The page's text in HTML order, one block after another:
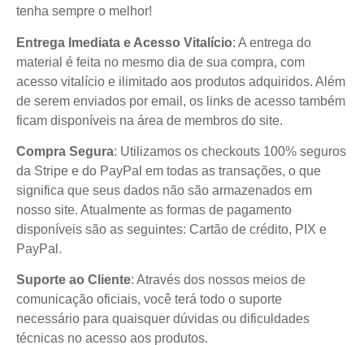
tenha sempre o melhor!
Entrega Imediata e Acesso Vitalício: A entrega do
material é feita no mesmo dia de sua compra, com
acesso vitalício e ilimitado aos produtos adquiridos. Além
de serem enviados por email, os links de acesso também
ficam disponíveis na área de membros do site.
Compra Segura: Utilizamos os checkouts 100% seguros
da Stripe e do PayPal em todas as transações, o que
significa que seus dados não são armazenados em
nosso site. Atualmente as formas de pagamento
disponíveis são as seguintes: Cartão de crédito, PIX e
PayPal.
Suporte ao Cliente: Através dos nossos meios de
comunicação oficiais, você terá todo o suporte
necessário para quaisquer dúvidas ou dificuldades
técnicas no acesso aos produtos.